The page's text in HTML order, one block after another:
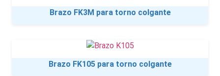
Brazo FK3M para torno colgante
Brazo FK105 para torno colgante